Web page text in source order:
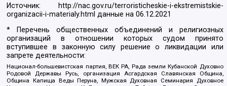
Источник:
http://nac.gov.ru/terroristicheskie-i-ekstremistskie-
organizacii-i-materialy.html данные на06.12.2021
* Перечень общественных объединений и религиозных
организаций в отношении которых судом принято
вступившее в законную силу решение о ликвидации или
запрете деятельности:
Национал-большевистская партия, ВЕК РА, Рада земли Кубанской Духовно
Родовой Державы Русь, организация Асгардская Славянская Община,
Община Капища Веды Перуна, Мужская Духовная Семинария Духовное